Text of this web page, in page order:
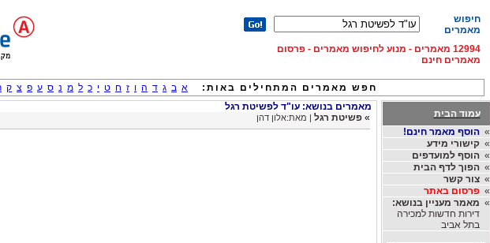
חיפוש
מאמרים
12994 מאמרים - מנוע לחיפוש מאמרים - פרסום
מאמרים חינם
חפש מאמרים המתחילים באות: א ב ג ד ה ו ז ח ט י כ ל מ נ ס ע פ צ ק
עמוד הבית
»הוסף מאמר חינם!
»קישורי מידע
»הוסף למועדפים
»הפוך לדף הבית
»צור קשר
»פרסום באתר
» מאמר מעניין בנושא:
דירות חדשות למכירה
בתל אביב
מאמרים בנושא: עו"ד לפשיטת רגל
» פשיטת רגל | מאת:אלון דהן